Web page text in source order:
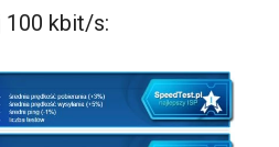
100 kbit/s: